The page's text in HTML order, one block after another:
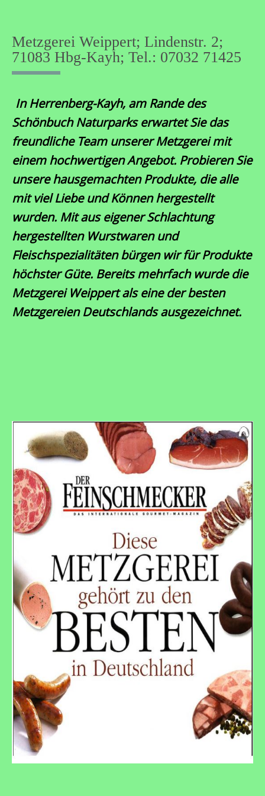
content
Metzgerei Weippert; Lindenstr. 2;
71083 Hbg-Kayh; Tel.: 07032 71425
In Herrenberg-Kayh, am Rande des
Schönbuch Naturparks erwartet Sie das
freundliche Team unserer Metzgerei mit
einem hochwertigen Angebot. Probieren Sie
unsere hausgemachten Produkte, die alle
mit viel Liebe und Können hergestellt
wurden. Mit aus eigener Schlachtung
hergestellten Wurstwaren und
Fleischspezialitäten bürgen wir für Produkte
höchster Güte. Bereits mehrfach wurde die
Metzgerei Weippert als eine der besten
Metzgereien Deutschlands ausgezeichnet.